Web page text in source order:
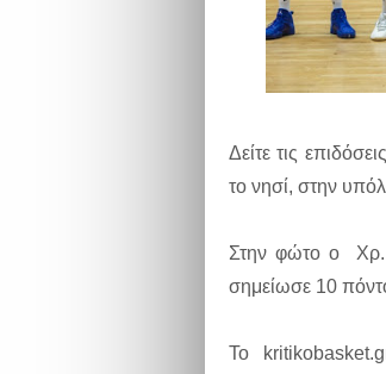
Δείτε τις
το νησί, στην
Στην φώτο ο Χρ.
σημείωσε 10
Το